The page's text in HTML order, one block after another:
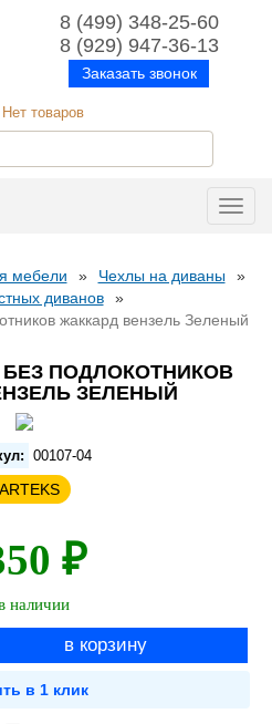
8 (499) 348-25-60
8 (929) 947-36-13
Заказать звонок
мебели » Чехлы на диваны
»
диванов
»
жаккард вензель Зеленый
ПОДЛОКОТНИКОВ
ЗЕЛЕНЫЙ
00107-04
₽
наличии